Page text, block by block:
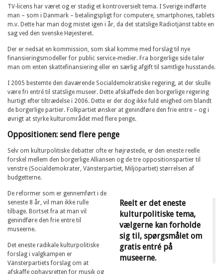
TV-licens har været og er stadig et kontroversielt tema. I Sverige indførte
man – som i Danmark – betalingspligt for computere, smartphones, tablets
m.v. Dette har man dog mistet igen i år, da det statslige Radiotjänst tabte en
sag ved den svenske Højesteret.
Der er nedsat en kommission, som skal komme med forslag til nye
finansieringsmodeller for public service-medier. Fra borgerlige side taler
man om enten skattefinansiering eller en særlig afgift til samtlige husstande.
I 2005 bestemte den daværende Socialdemokratiske regering, at der skulle
være fri entré til statslige museer. Dette afskaffede den borgerlige regering
hurtigt efter tiltrædelse i 2006. Dette er der dog ikke fuld enighed om blandt
de borgerlige partier. Folkpartiet ønsker at genindføre den frie entre – og i
øvrigt at styrke kulturområdet med flere penge.
Oppositionen: send flere penge
Selv om kulturpolitiske debatter ofte er højrøstede, er den eneste reelle
forskel mellem den borgerlige Alliansen og de tre oppositionspartier til
venstre (Socialdemokrater, Vänsterpartiet, Miljöpartiet) størrelsen af
budgetterne.
Reelt er det eneste
kulturpolitiske tema,
vælgerne kan forholde
sig til, spørgsmålet om
gratis entré på
museerne.
De reformer som er gennemført i de
seneste 8 år, vil man ikke rulle
tilbage. Bortset fra at man vil
genindføre den frie entre til
museerne.
Det eneste radikale kulturpolitiske
forslag i valgkampen er
Vänsterpartiets forslag om at
afskaffe ophavsretten for musik og